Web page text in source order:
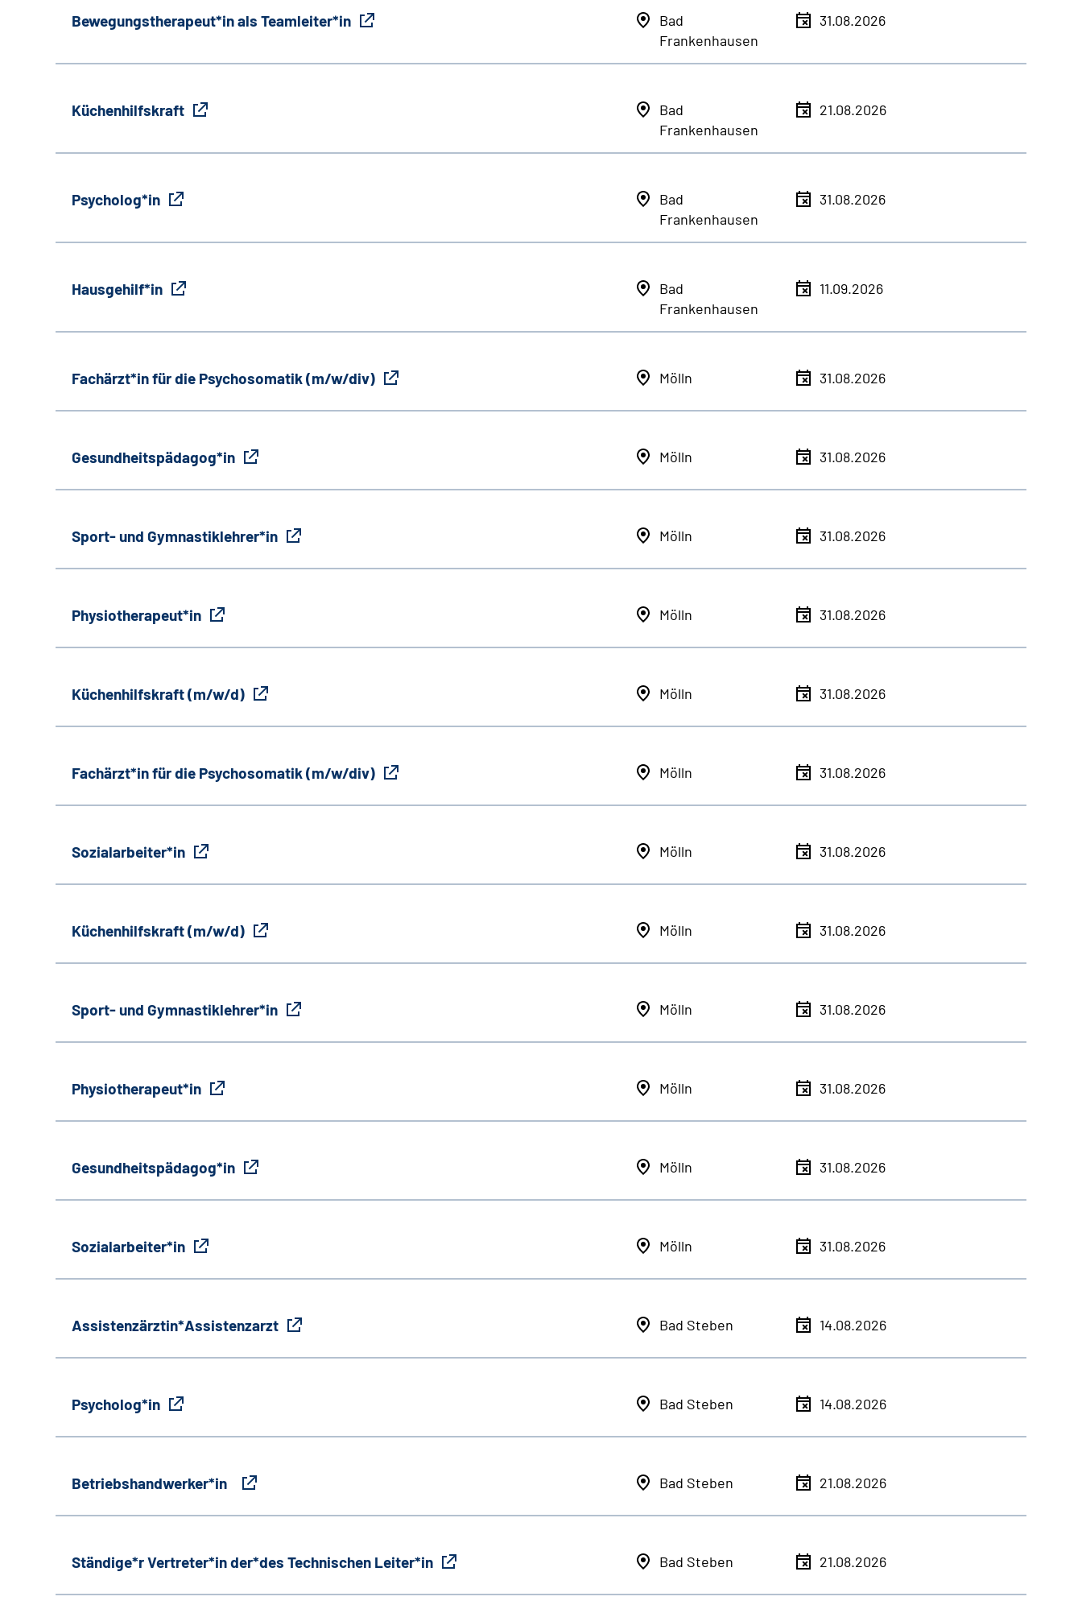
Bewegungstherapeut*in als Teamleiter*in
Bad
Frankenhausen
31.08.2026
Küchenhilfskraft
Bad
Frankenhausen
21.08.2026
Psycholog*in
Bad
Frankenhausen
31.08.2026
Hausgehilf*in
Bad
Frankenhausen
11.09.2026
Fachärzt*in für die Psychosomatik (m/w/div) Mölln 31.08.2026
Gesundheitspädagog*in Mölln 31.08.2026
Sport- und Gymnastiklehrer*in Mölln 31.08.2026
Physiotherapeut*in Mölln 31.08.2026
Küchenhilfskraft (m/w/d) Mölln 31.08.2026
Fachärzt*in für die Psychosomatik (m/w/div) Mölln 31.08.2026
Sozialarbeiter*in Mölln 31.08.2026
Küchenhilfskraft (m/w/d) Mölln 31.08.2026
Sport- und Gymnastiklehrer*in Mölln 31.08.2026
Physiotherapeut*in Mölln 31.08.2026
Gesundheitspädagog*in Mölln 31.08.2026
Sozialarbeiter*in Mölln 31.08.2026
Assistenzärztin*Assistenzarzt Bad Steben 14.08.2026
Psycholog*in Bad Steben 14.08.2026
Betriebshandwerker*in Bad Steben 21.08.2026
Ständige*r Vertreter*in der*des Technischen Leiter*in Bad Steben 21.08.2026